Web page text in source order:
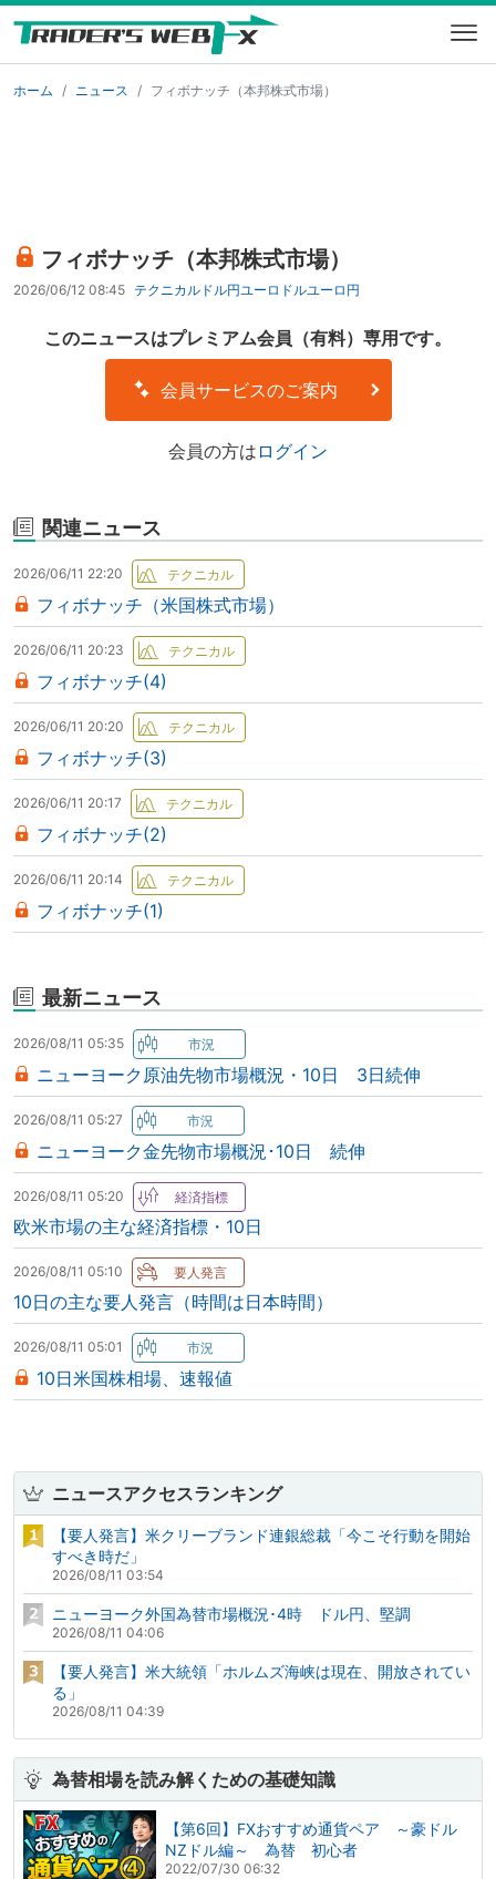
ホーム ニュース フィボナッチ（本邦株式市場）
フィボナッチ（本邦株式市場）
2026/06/12 08:45 テクニカル ドル円ユーロドルユーロ円
このニュースはプレミアム会員（有料）専用です。
会員サービスのご案内
会員の方は ログイン
関連ニュース
2026/06/11 22:20
フィボナッチ（米国株式市場）
2026/06/11 20:23
フィボナッチ(4)
2026/06/11 20:20
フィボナッチ(3)
2026/06/11 20:17
フィボナッチ(2)
2026/06/11 20:14
フィボナッチ(1)
最新ニュース
2026/08/11 05:35
ニューヨーク原油先物市場概況・10日 3日続伸
2026/08/11 05:27
ニューヨーク金先物市場概況･10日 続伸
2026/08/11 05:20
欧米市場の主な経済指標・10日
2026/08/11 05:10
10日の主な要人発言（時間は日本時間）
2026/08/11 05:01
10日米国株相場、速報値
ニュースアクセスランキング
【要人発言】米クリーブランド連銀総裁「今こそ行動を開始
すべき時だ」
2026/08/11 03:54
ニューヨーク外国為替市場概況･4時 ドル円、堅調
2026/08/11 04:06
【要人発言】米大統領「ホルムズ海峡は現在、開放されてい
る」
2026/08/11 04:39
為替相場を読み解くための基礎知識
【第6回】FXおすすめ通貨ペア ～豪ドル
NZドル編～ 為替 初心者
2022/07/30 06:32